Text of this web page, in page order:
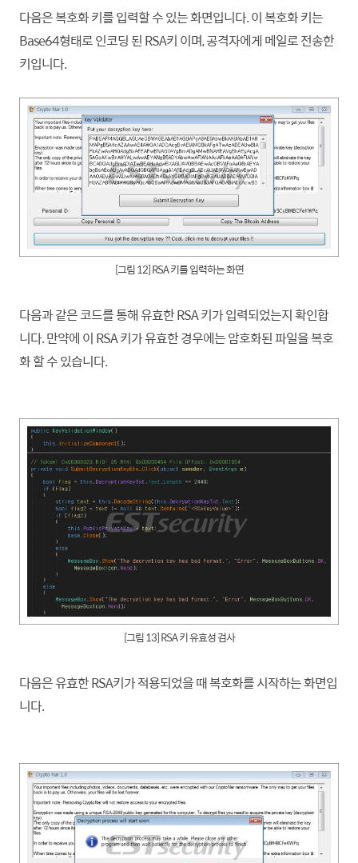
다음은 복호화 키를 입력할 수 있는 화면입니다. 이 복호화 키는
Base64형태로 인코딩 된 RSA키 이며, 공격자에게 메일로 전송한
키입니다.
[그림 12] RSA 키를 입력하는 화면
다음과 같은 코드를 통해 유효한 RSA 키가 입력되었는지 확인합
니다. 만약에 이 RSA 키가 유효한 경우에는 암호화된 파일을 복호
화 할 수 있습니다.
[그림 13] RSA 키 유효성 검사
다음은 유효한 RSA키가 적용되었을 때 복호화를 시작하는 화면입
니다.